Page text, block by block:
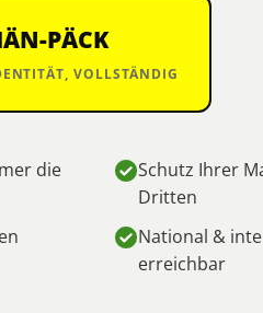
PÄCK
VOLLSTÄNDIG
die
Schutz Ihrer
Dritten
National &
erreichbar